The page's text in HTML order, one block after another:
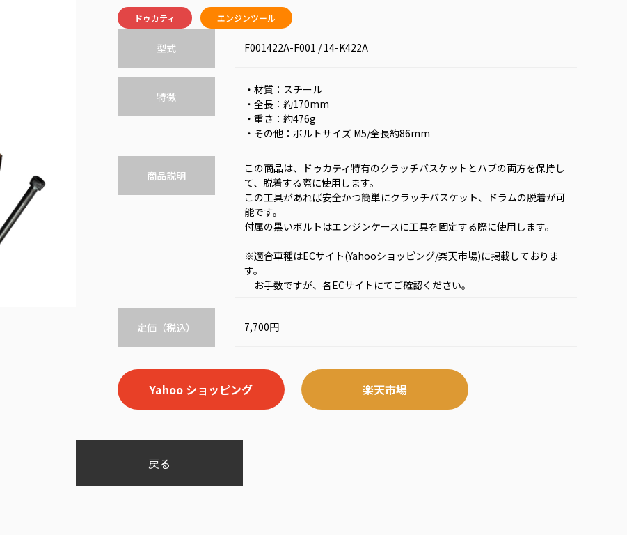
ドゥカティ エンジンツール
型式 F001422A-F001 / 14-K422A
特徴
・材質：スチール
・全長：約170mm
・重さ：約476g
・その他：ボルトサイズ M5/全長約86mm
商品説明
この商品は、ドゥカティ特有のクラッチバスケットとハブの両方を保持し
て、脱着する際に使用します。
この工具があれば安全かつ簡単にクラッチバスケット、ドラムの脱着が可
能です。
付属の黒いボルトはエンジンケースに工具を固定する際に使用します。
※適合車種はECサイト(Yahooショッピング/楽天市場)に掲載しておりま
す。
お手数ですが、各ECサイトにてご確認ください。
定価（税込） 7,700円
Yahoo ショッピング 楽天市場
戻る